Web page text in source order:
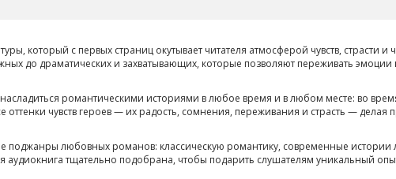
который с первых страниц окутывает читателя атмосферой чувств, страсти
до драматических и захватывающих, которые позволяют переживать эмоции
романтическими историями в любое время и в любом месте: во
оттенки чувств героев — их радость, сомнения, переживания и страсть —
поджанры любовных романов: классическую романтику, современные
тщательно подобрана, чтобы подарить слушателям уникальный